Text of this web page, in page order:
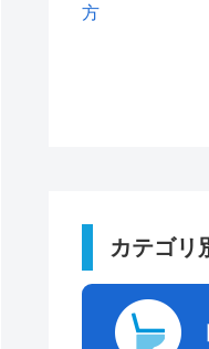
方
カテゴリ